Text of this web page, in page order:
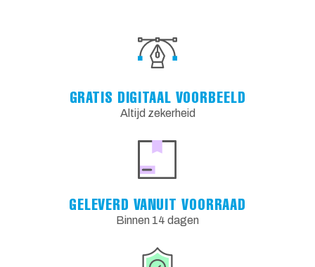
GRATIS DIGITAAL VOORBEELD
Altijd zekerheid
GELEVERD VANUIT VOORRAAD
Binnen 14 dagen